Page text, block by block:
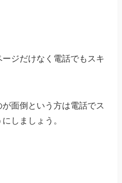
ジだけなく電話でもスキ
面倒という方は電話でス
しましょう。